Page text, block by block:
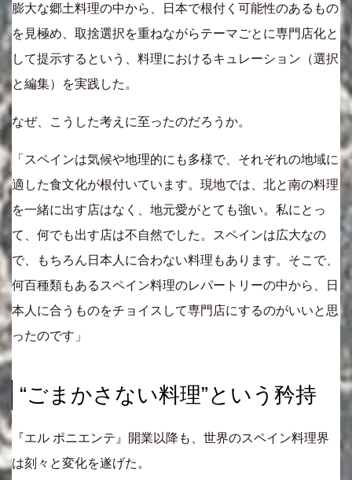
膨大な郷土料理の中から、日本で根付く可能性のあるもの
を見極め、取捨選択を重ねながらテーマごとに専門店化と
して提示するという、料理におけるキュレーション（選択
と編集）を実践した。
なぜ、こうした考えに至ったのだろうか。
「スペインは気候や地理的にも多様で、それぞれの地域に
適した食文化が根付いています。現地では、北と南の料理
を一緒に出す店はなく、地元愛がとても強い。私にとっ
て、何でも出す店は不自然でした。スペインは広大なの
で、もちろん日本人に合わない料理もあります。そこで、
何百種類もあるスペイン料理のレパートリーの中から、日
本人に合うものをチョイスして専門店にするのがいいと思
ったのです」
“ごまかさない料理”という矜持
『エル ポニエンテ』開業以降も、世界のスペイン料理界
は刻々と変化を遂げた。